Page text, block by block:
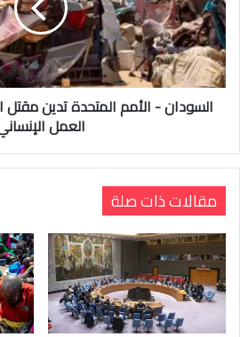
السودان - الأمم المتحدة تدين مقتل
العمل
مقالات ذات صلة